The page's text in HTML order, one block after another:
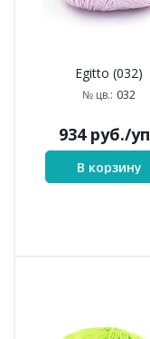
Egitto (032)
№ цв.: 032
934руб./уп
В корзину